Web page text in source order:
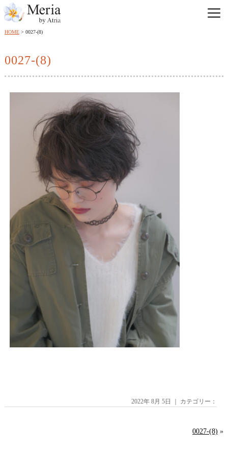
HOME 0027-(8)
0027-(8)
2022年 8月 5日 ｜ カテゴリー：
0027-(8) »